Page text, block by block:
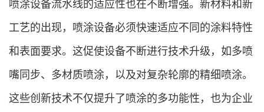
工艺的出现，喷涂设备必须快速适应不同的涂料特性
和表面要求。这促使设备不断进行技术升级，如多喷
嘴同步、多材质喷涂，以及对复杂轮廓的精细喷涂。
这些创新技术不仅提升了喷涂的多功能性，也为企业